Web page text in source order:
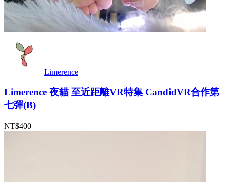
Limerence
Limerence 夜貓 至近距離VR特集 CandidVR合作第
七彈(B)
NT$400